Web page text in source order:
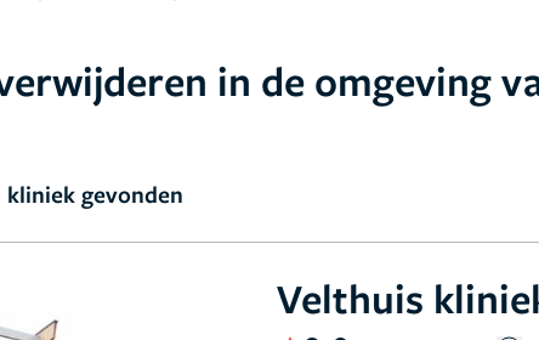
in de omgeving
kliniek gevonden
Velthuis